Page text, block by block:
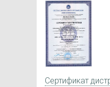
Сертификат